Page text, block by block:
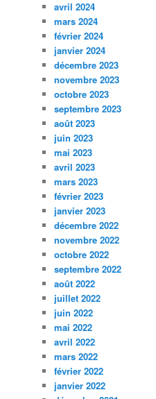
avril 2024
mars 2024
février 2024
janvier 2024
décembre 2023
novembre 2023
octobre 2023
septembre 2023
août 2023
juin 2023
mai 2023
avril 2023
mars 2023
février 2023
janvier 2023
décembre 2022
novembre 2022
octobre 2022
septembre 2022
août 2022
juillet 2022
juin 2022
mai 2022
avril 2022
mars 2022
février 2022
janvier 2022